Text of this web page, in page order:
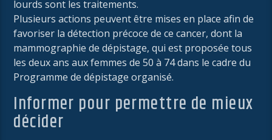
lourds sont les traitements.
Plusieurs actions peuvent être mises en place afin de
favoriser la détection précoce de ce cancer, dont la
mammographie de dépistage, qui est proposée tous
les deux ans aux femmes de 50 à 74 dans le cadre du
Programme de dépistage organisé.
Informer pour permettre de mieux
décider